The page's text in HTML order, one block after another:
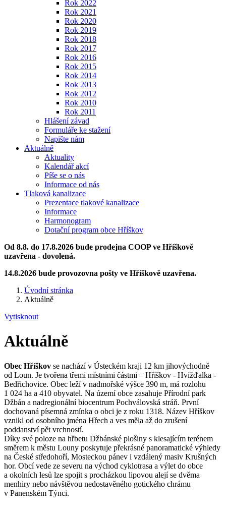
Rok 2022
Rok 2021
Rok 2020
Rok 2019
Rok 2018
Rok 2017
Rok 2016
Rok 2015
Rok 2014
Rok 2013
Rok 2012
Rok 2010
Rok 2011
Hlášení závad
Formuláře ke stažení
Napište nám
Aktuálně
Aktuality
Kalendář akcí
Píše se o nás
Informace od nás
Tlaková kanalizace
Prezentace tlakové kanalizace
Informace
Harmonogram
Dotační program obce Hříškov
Od 8.8. do 17.8.2026 bude prodejna COOP ve Hříškově
uzavřena - dovolená.
14.8.2026 bude provozovna pošty ve Hříškově uzavřena.
Úvodní stránka
Aktuálně
Vytisknout
Aktuálně
Obec Hříškov se nachází v Ústeckém kraji 12 km jihovýchodně
od Loun. Je tvořena třemi místními částmi – Hříškov - Hvížďalka -
Bedřichovice. Obec leží v nadmořské výšce 390 m, má rozlohu
1 024 ha a 410 obyvatel. Na území obce zasahuje Přírodní park
Džbán a nadregionální biocentrum Pochválovská stráň. První
dochovaná písemná zmínka o obci je z roku 1318. Název Hříškov
vznikl od osobního jména Hřech a ves měla až do zrušení
poddanství pět vrchností.
Díky své poloze na hřbetu Džbánské plošiny s klesajícím terénem
směrem k městu Louny poskytuje překrásné panoramatické výhledy
na České středohoří, Mosteckou pánev i vzdálený masiv Krušných
hor. Obcí vede ze severu na východ cyklotrasa a výlet do obce
a okolních lesů lze spojit s procházkou lipovou alejí se dvěma
menhiry nebo návštěvou nedostavěného gotického chrámu
v Panenském Týnci.